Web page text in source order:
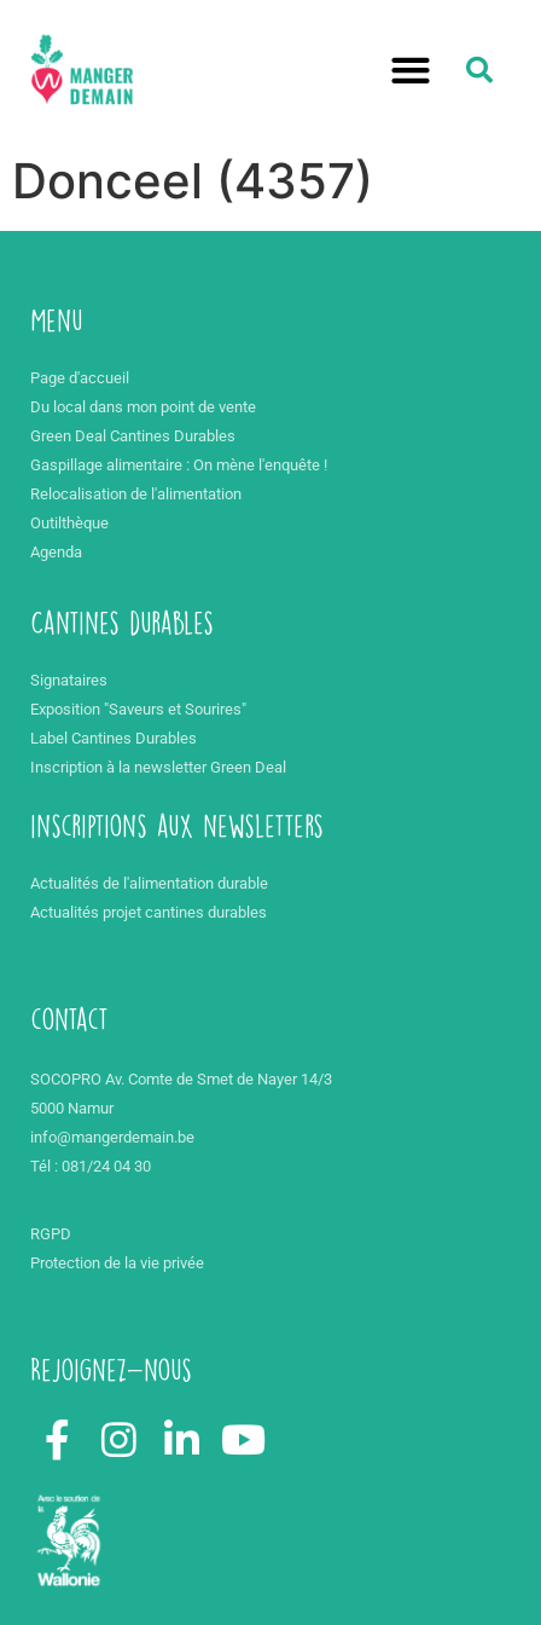
Donceel (4357)
Menu
Page d'accueil
Du local dans mon point de vente
Green Deal Cantines Durables
Gaspillage alimentaire : On mène l'enquête !
Relocalisation de l'alimentation
Outilthèque
Agenda
Cantines durables
Signataires
Exposition "Saveurs et Sourires"
Label Cantines Durables
Inscription à la newsletter Green Deal
inscriptions aux newsletters
Actualités de l'alimentation durable
Actualités projet cantines durables
contact
SOCOPRO Av. Comte de Smet de Nayer 14/3
5000 Namur
info@mangerdemain.be
Tél : 081/24 04 30
RGPD
Protection de la vie privée
Rejoignez-nous